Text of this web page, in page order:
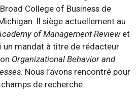
College of Business de
Il siège actuellement au
of Management Reviewet
un mandat à titre de rédacteur
Organizational Behavior and
. Nous l’avons rencontré pour
de recherche.